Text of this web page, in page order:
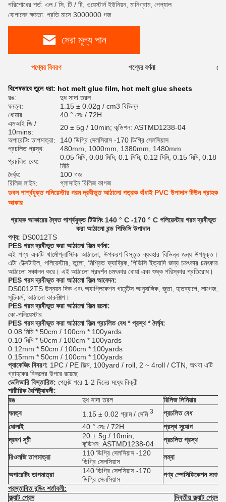
পরিশোধের শর্ত: এল / সি, টি / টি, ওয়েস্টার্ন ইউনিয়ন, মানিগ্রাম, পেপ্যাল
যোগানের ক্ষমতা: প্রতি মাসে 3000000 গজ
সেরা মূল্য পান
পণ্যের বিবরণ পণ্যের বর্ণনা
বিশেষভাবে তুলে ধরা: hot melt glue film, hot melt glue sheets
রঙ:
দুধ সাদা তরল
ঘনত্ব:
1.15 ± 0.02g / cm3 বিভিন্ন
ধোয়ার:
40 ° সেঃ / 72H
এমআই জি /
10mins:
20 ± 5g / 10min; কন্ডিশন: ASTMD1238-04
অপারেটিং তাপমাত্রা:
140 ডিগ্রি সেলসিয়াস -170 ডিগ্রি সেলসিয়াস
প্রচলিত প্রস্থ:
480mm, 1000mm, 1380mm, 1480mm
প্রচলিত বেধ:
0.05 মিমি, 0.08 মিমি, 0.1 মিমি, 0.12 মিমি, 0.15 মিমি, 0.18
মিমি
দৈর্ঘ্য:
100 গজ
রিলিজ লাইন:
গ্লাসাইন রিলিজ কাগজ
ডবল পার্শ্বযুক্ত পলিয়েস্টার গরম দ্রবীভূত আঠালো পত্রক বাঁধাই PVC উপাদান টিউন গ্রাহক
আকার
গ্রাহক আকারের দ্বৈত পার্শ্বযুক্ত টিউনিং 140 ° C -170 ° C পলিয়েস্টার গরম দ্রবীভূত
করা আঠালো বন্ড পিভিসি উপাদান
পণ্য: DS0012TS
PES গরম দ্রবীভূত করা আঠালো ফিল্ম বর্ণনা:
এই পণ্য একটি থার্মোপ্লাস্টিক আঠালো, উপকরণ বিস্তৃত ব্যবহার বিভিন্ন জন্য উপযুক্ত।
এটা টেক্সটাইল, পলিয়েস্টার, তুলো, মিশ্রিত ফ্যাব্রিক, পিভিসি ইত্যাদি জন্য চমৎকার চমৎকার
আঠালো সঞ্চালন করে। এই আঠালো প্রদর্শন চমৎকার ধোয়া এবং শুষ্ক পরিস্কার প্রতিরোধ।
PES গরম দ্রবীভূত করা আঠালো ফিল্ম আবেদন:
DS0012TS উন্নয়ন দিক এবং অ্যাপ্লিকেশন গার্মেন্টস আনুষাঙ্গিক, জুতা, হাতব্যাগে, লাগেজ,
সূচিকর্ম, আঠালো কারুশিল্প।
PES গরম দ্রবীভূত করা আঠালো ফিল্ম রচনা:
কো-পলিয়েস্টার
PES গরম দ্রবীভূত করা আঠালো ফিল্ম প্রচলিত বেধ * প্রস্থ * দৈর্ঘ্য:
0.08 মিমি * 50cm / 100cm * 100yards
0.10 মিমি * 50cm / 100cm * 100yards
0.12mm * 50cm / 100cm * 100yards
0.15mm * 50cm / 100cm * 100yards
প্যাকেজিং বিবরণ: 1PC / PE ফিল্ম, 100yard / roll, 2 ~ 4roll / CTN, অথবা এটি
গ্রাহকের বিকল্পের উপরে রয়েছে
ডেলিভারি বিস্তারিত: পেমেন্ট পরে 1-2 দিনের মধ্যে বিক্রী
শারীরিক বৈশিষ্ট্যাবলী:
রঙ
দুধ সাদা তরল
রিলিজ লিনিয়ার
ঘনত্ব
1.15 ± 0.02 গ্রাম / সেমি 3
প্রচলিত বেধ
ধোলাই
40 ° সেঃ / 72H
প্রস্থ সুযোগ
দ্রবণ সূচী
20 ± 5g / 10min;
কন্ডিশন: ASTMD1238-04
প্রচলিত প্রস্থ
রিওলজি তাপমাত্রা
110 ডিগ্রি সেলসিয়াস -120
ডিগ্রি সেলসিয়াস
লম্বা
অপারেটিং তাপমাত্রা
140 ডিগ্রি সেলসিয়াস -170
ডিগ্রি সেলসিয়াস
পণ্য স্পেসিফিকেশন সমাপ্ত
প্রস্তাবিত বন্ডিং শর্তাবলী:
ফ্ল্যাট প্রেস
দ্বিতীয় ফ্ল্যাট প্রেস